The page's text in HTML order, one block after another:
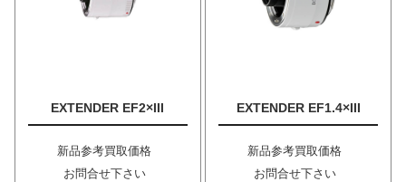
EXTENDER EF2×III
新品参考買取価格
お問合せ下さい
EXTENDER EF1.4×III
新品参考買取価格
お問合せ下さい